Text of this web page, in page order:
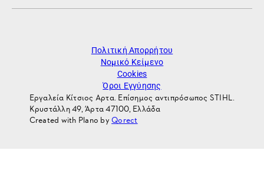
Πολιτική Απορρήτου
Νομικό Κείμενο
Cookies
Όροι Εγγύησης
Εργαλεία Κίτσιος Αρτα. Επίσημος αντιπρόσωπος STIHL.
Κρυστάλλη 49, Άρτα 47100, Ελλάδα
Created with Plano byQorect